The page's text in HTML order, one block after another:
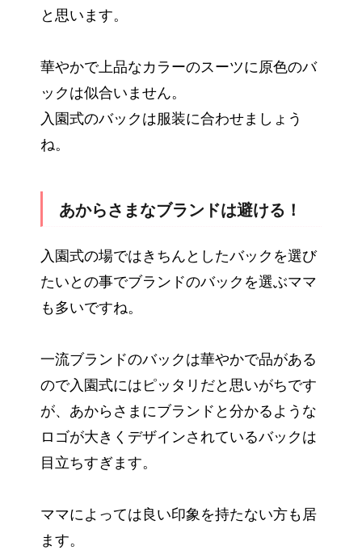
と思います。
華やかで上品なカラーのスーツに原色のバ
ックは似合いません。
入園式のバックは服装に合わせましょう
ね。
あからさまなブランドは避ける！
入園式の場ではきちんとしたバックを選び
たいとの事でブランドのバックを選ぶママ
も多いですね。
一流ブランドのバックは華やかで品がある
ので入園式にはピッタリだと思いがちです
が、あからさまにブランドと分かるような
ロゴが大きくデザインされているバックは
目立ちすぎます。
ママによっては良い印象を持たない方も居
ます。